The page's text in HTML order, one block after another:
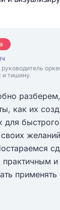
тишину.
как их
для
применять